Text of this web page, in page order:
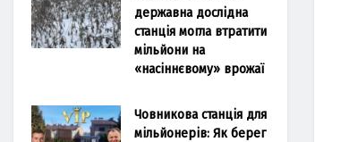
державна дослідна
станція могла втратити
мільйони на
«насіннєвому» врожаї
Човникова станція для
мільйонерів: Як берег